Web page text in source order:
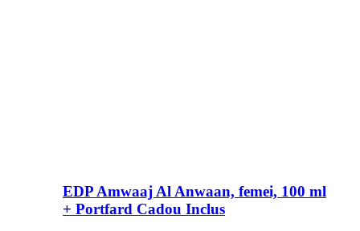
EDP Amwaaj Al Anwaan, femei, 100 ml
+ Portfard Cadou Inclus